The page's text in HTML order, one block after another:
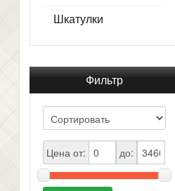
Шкатулки
Фильтр
Цена от: до: